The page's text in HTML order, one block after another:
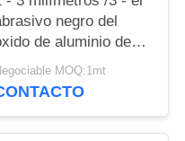
negro del
de aluminio de
m fundió el material
agregados anti del
MOQ:1mt